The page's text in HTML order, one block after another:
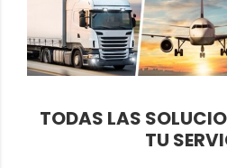
TODAS LAS
TU